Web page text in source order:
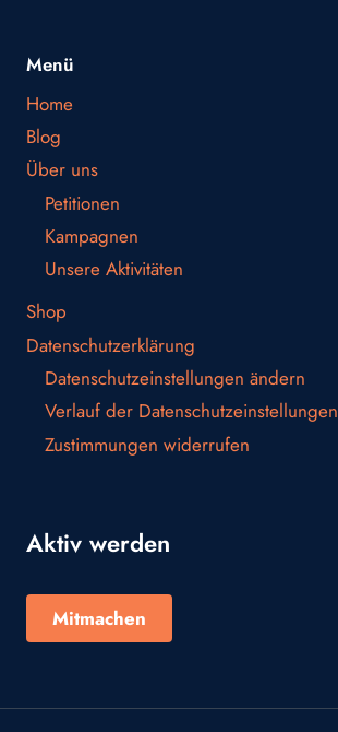
Menü
Home
Blog
Über uns
Petitionen
Kampagnen
Unsere Aktivitäten
Shop
Datenschutzerklärung
Datenschutzeinstellungen ändern
Verlauf der Datenschutzeinstellungen
Zustimmungen widerrufen
Aktiv werden
Mitmachen